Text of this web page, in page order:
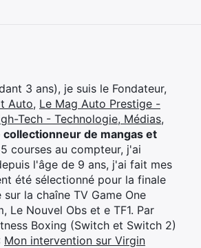
3 ans), je suis le Fondateur,
Auto, Le Mag Auto Prestige -
Tech - Technologie, Médias,
de mangas et
courses au compteur, j'ai
l'âge de 9 ans, j'ai fait mes
été sélectionné pour la finale
la chaîne TV Game One
Le Nouvel Obs et e TF1. Par
Boxing (Switch et Switch 2)
Mon intervention sur Virgin